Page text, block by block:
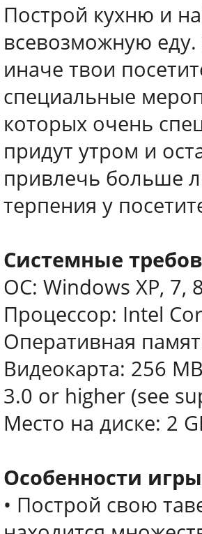
Построй кухню и
всевозможную еду.
иначе твои
специальные
которых очень
придут утром и
привлечь больше
терпения у
Системные
ОС: Windows XP, 7,
Процессор: Intel
Оперативная
Видеокарта: 256
3.0 or higher (see
Место на диске: 2
Особенности
• Построй свою